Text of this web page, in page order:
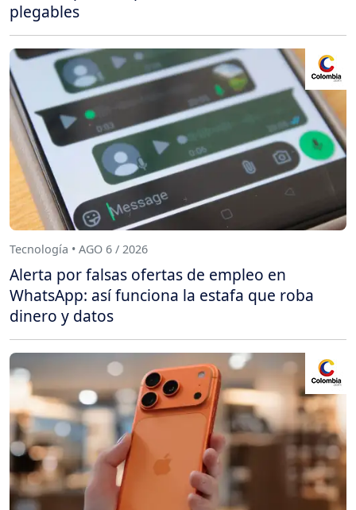
plegables
Tecnología • AGO 6 / 2026
Alerta por falsas ofertas de empleo en
WhatsApp: así funciona la estafa que roba
dinero y datos